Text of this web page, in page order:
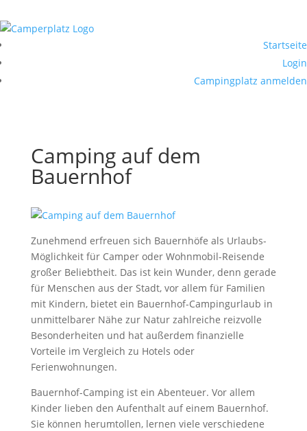
Startseite
Login
Campingplatz anmelden
Camping auf dem
Bauernhof
Zunehmend erfreuen sich Bauernhöfe als Urlaubs-
Möglichkeit für Camper oder Wohnmobil-Reisende
großer Beliebtheit. Das ist kein Wunder, denn gerade
für Menschen aus der Stadt, vor allem für Familien
mit Kindern, bietet ein Bauernhof-Campingurlaub in
unmittelbarer Nähe zur Natur zahlreiche reizvolle
Besonderheiten und hat außerdem finanzielle
Vorteile im Vergleich zu Hotels oder
Ferienwohnungen.
Bauernhof-Camping ist ein Abenteuer. Vor allem
Kinder lieben den Aufenthalt auf einem Bauernhof.
Sie können herumtollen, lernen viele verschiedene